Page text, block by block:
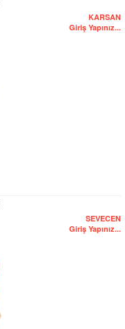
KARSAN
Giriş Yapınız...
SEVECEN
Giriş Yapınız...